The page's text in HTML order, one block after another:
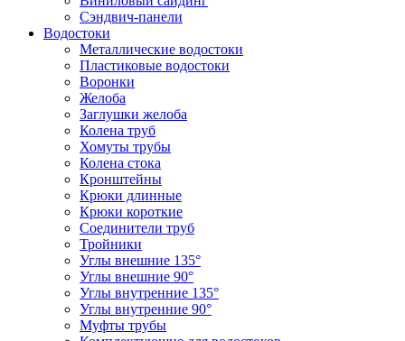
Сэндвич-панели
Водостоки
Металлические водостоки
Пластиковые водостоки
Воронки
Желоба
Заглушки желоба
Колена труб
Хомуты трубы
Колена стока
Кронштейны
Крюки длинные
Крюки короткие
Соединители труб
Тройники
Углы внешние 135°
Углы внешние 90°
Углы внутренние 135°
Углы внутренние 90°
Муфты трубы